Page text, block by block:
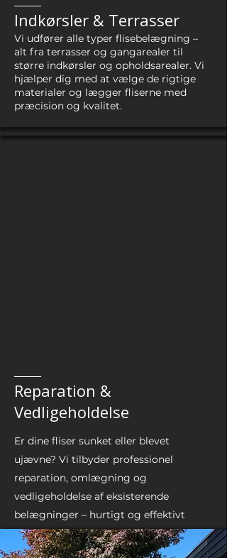
Indkørsler & Terrasser
Vi udfører alle typer flisebelægning –
alt fra terrasser og gangarealer til
større indkørsler og opholdsarealer. Vi
hjælper dig med at vælge de rigtige
materialer og lægger fliserne med
præcision og kvalitet.​
Reparation &
Vedligeholdelse
Er dine fliser sunket eller blevet
ujævne? Vi tilbyder professionel
reparation, omlægning og
vedligeholdelse af eksisterende
belægninger – hurtigt og effektivt